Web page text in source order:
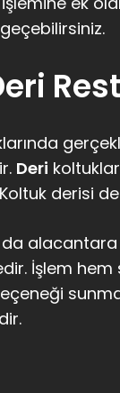
Deri
derisi
alacantara
İşlem